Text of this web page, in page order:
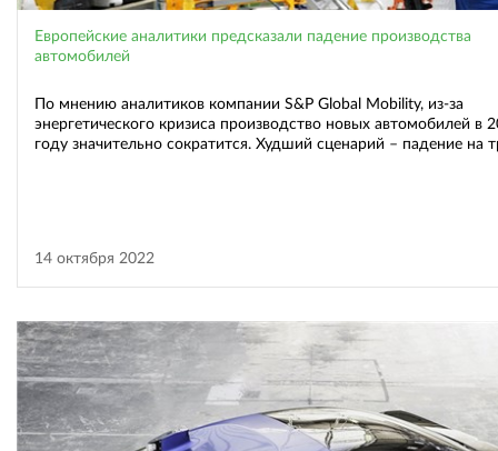
Европейские аналитики предсказали падение производства
автомобилей
По мнению аналитиков компании S&P Global Mobility, из-за
энергетического кризиса производство новых автомобилей в
году значительно сократится. Худший сценарий – падение на
14 октября 2022